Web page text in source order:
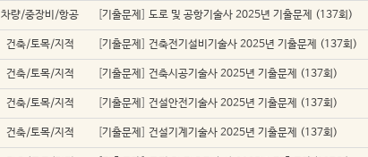
차량/중장비/항공 기출문제 도로 및 공항기술사 2025년 기출문제 (137회)
건축/토목/지적 기출문제 건축전기설비기술사 2025년 기출문제 (137회)
건축/토목/지적 기출문제 건축시공기술사 2025년 기출문제 (137회)
건축/토목/지적 기출문제 건설안전기술사 2025년 기출문제 (137회)
건축/토목/지적 기출문제 건설기계기술사 2025년 기출문제 (137회)